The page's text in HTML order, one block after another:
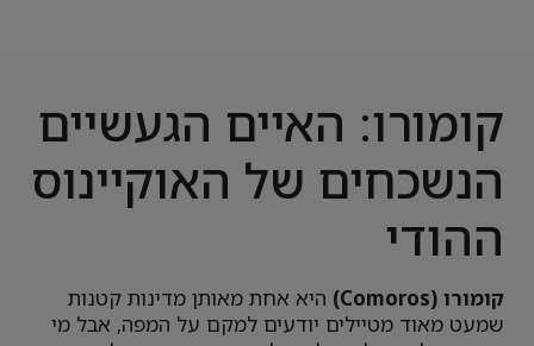
קומורו: האיים הגעשיים
הנשכחים של האוקיינוס
ההודי
קומורו (Comoros)
היא אחת מאותן מדינות קטנות
שמעט מאוד מטיילים יודעים למקם על המפה, אבל מי